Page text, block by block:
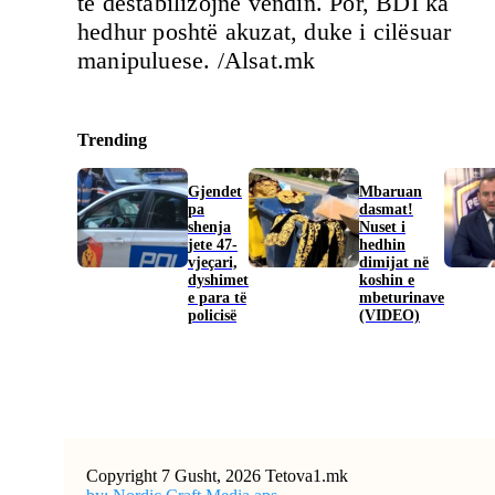
hedhur poshtë akuzat, duke i cilësuar
manipuluese. /Alsat.mk
Trending
Gjendet
pa
shenja
jete 47-
vjeçari,
dyshimet
e para të
policisë
Mbaruan
dasmat!
Nuset i
hedhin
dimijat në
koshin e
mbeturinave
(VIDEO)
Copyright 7 Gusht, 2026 Tetova1.mk